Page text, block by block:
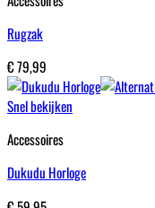
Rugzak
€79,99
Snel bekijken
Accessoires
Dukudu Horloge